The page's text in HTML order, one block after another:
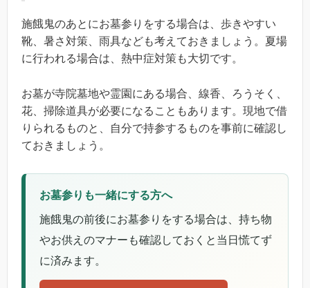
施餓鬼のあとにお墓参りをする場合は、歩きやすい
靴、暑さ対策、雨具なども考えておきましょう。夏場
に行われる場合は、熱中症対策も大切です。
お墓が寺院墓地や霊園にある場合、線香、ろうそく、
花、掃除道具が必要になることもあります。現地で借
りられるものと、自分で持参するものを事前に確認し
ておきましょう。
お墓参りも一緒にする方へ
施餓鬼の前後にお墓参りをする場合は、持ち物
やお供えのマナーも確認しておくと当日慌てず
に済みます。